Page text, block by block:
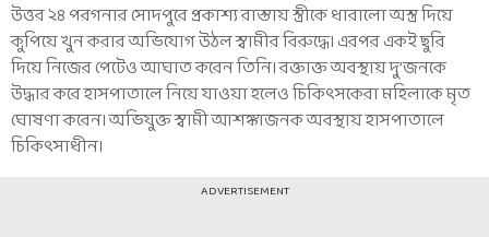
উত্তর ২৪ পরগনার সোদপুরে প্রকাশ্য রাস্তায় স্ত্রীকে ধারালো অস্ত্র দিয়ে
কুপিয়ে খুন করার অভিযোগ উঠল স্বামীর বিরুদ্ধে। এরপর একই ছুরি
দিয়ে নিজের পেটেও আঘাত করেন তিনি। রক্তাক্ত অবস্থায় দু’জনকে
উদ্ধার করে হাসপাতালে নিয়ে যাওয়া হলেও চিকিৎসকেরা মহিলাকে মৃত
ঘোষণা করেন। অভিযুক্ত স্বামী আশঙ্কাজনক অবস্থায় হাসপাতালে
চিকিৎসাধীন।
ADVERTISEMENT